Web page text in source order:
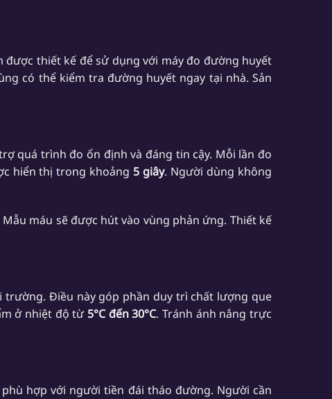
được thiết kế để sử dụng với máy đo đường huyết
có thể kiểm tra đường huyết ngay tại nhà. Sản
quá trình đo ổn định và đáng tin cậy. Mỗi lần đo
hiển thị trong khoảng 5 giây. Người dùng không
máu sẽ được hút vào vùng phản ứng. Thiết kế
Điều này góp phần duy trì chất lượng que
ở nhiệt độ từ 5°C đến 30°C. Tránh ánh nắng trực
hợp với người tiền đái tháo đường. Người cần